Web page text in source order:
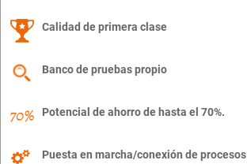
Calidad de primera clase
Banco de pruebas propio
Potencial de ahorro de hasta el 70%.
Puesta en marcha/conexión de procesos